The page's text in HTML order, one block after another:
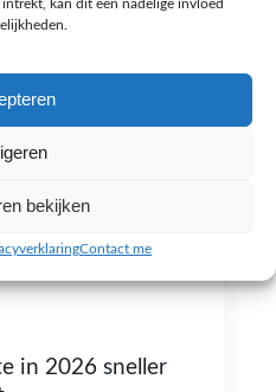
kan dit een nadelige invloed
bekijken
Contact me
in 2026 sneller